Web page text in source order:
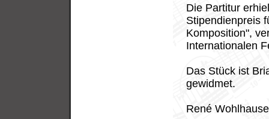
Die Partitur
Stipendienpreis
Komposition",
Internationalen
Das Stück ist
gewidmet.
René